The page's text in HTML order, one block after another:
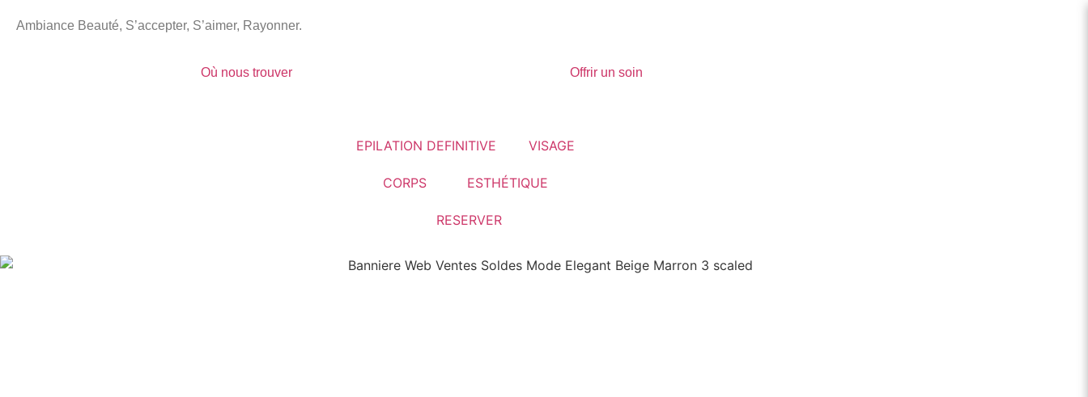
Ambiance Beauté, S’accepter, S’aimer, Rayonner.
Où nous trouver Offrir un soin
EPILATION DEFINITIVE VISAGE
CORPS ESTHÉTIQUE
RESERVER